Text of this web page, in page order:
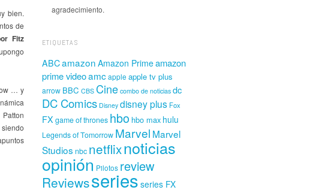
bien.
de
Fitz
… y
agradecimiento.
ETIQUETAS
ABCamazon Amazon Primeamazon
prime videoamcapple apple tv plus
arrow BBC CBS Cine combo de noticias dc
DC Comics Disney disney plus Fox
FX game of thrones hbo hbo max hulu
Legends of Tomorrow Marvel Marvel
Studios nbc netflixnoticias
opinión Pilotos review
Reviewsseries series FX